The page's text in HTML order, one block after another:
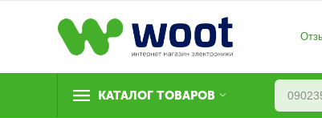
КАТАЛОГ ТОВАРОВ